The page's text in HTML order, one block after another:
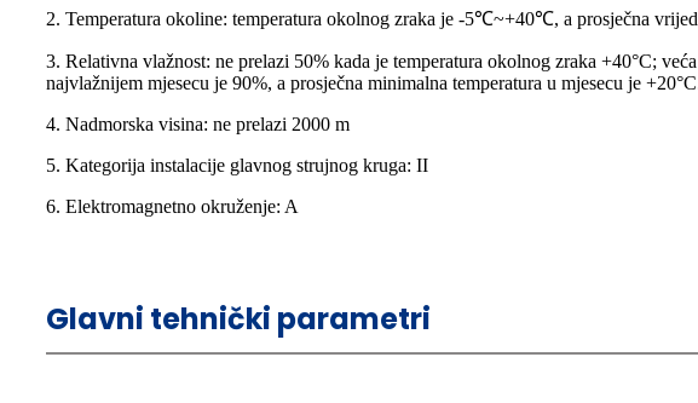
2. Temperatura okoline: temperatura okolnog zraka je -5℃~+40℃, a prosječna
3. Relativna vlažnost: ne prelazi 50% kada je temperatura okolnog zraka +40°C;
najvlažnijem mjesecu je 90%, a prosječna minimalna temperatura u mjesecu je
4. Nadmorska visina: ne prelazi 2000 m
5. Kategorija instalacije glavnog strujnog kruga: II
6. Elektromagnetno okruženje: A
Glavni tehnički parametri